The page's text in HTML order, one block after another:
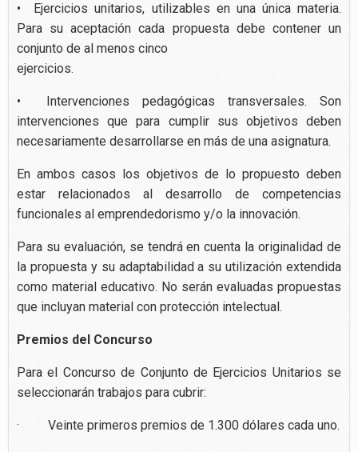
• Ejercicios unitarios, utilizables en una única materia.
Para su aceptación cada propuesta debe contener un
conjunto de al menos cinco
ejercicios.
• Intervenciones pedagógicas transversales. Son
intervenciones que para cumplir sus objetivos deben
necesariamente desarrollarse en más de una asignatura.
En ambos casos los objetivos de lo propuesto deben
estar relacionados al desarrollo de competencias
funcionales al emprendedorismo y/o la innovación.
Para su evaluación, se tendrá en cuenta la originalidad de
la propuesta y su adaptabilidad a su utilización extendida
como material educativo. No serán evaluadas propuestas
que incluyan material con protección intelectual.
Premios del Concurso
Para el Concurso de Conjunto de Ejercicios Unitarios se
seleccionarán trabajos para cubrir:
· Veinte primeros premios de 1.300 dólares cada uno.